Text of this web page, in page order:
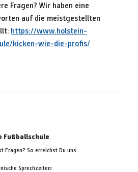
Fragen? Wir haben eine
auf die meistgestellten
https://www.holstein-
kicken-wie-die-profis/
Fußballschule
Fragen? So erreichst Du uns.
Sprechzeiten: